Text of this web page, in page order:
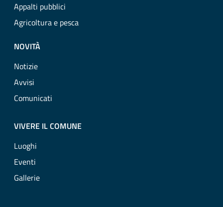
Appalti pubblici
Agricoltura e pesca
NOVITÀ
Notizie
Avvisi
Comunicati
VIVERE IL COMUNE
Luoghi
Eventi
Gallerie